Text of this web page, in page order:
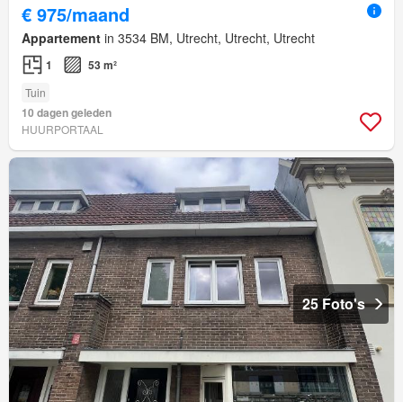
€ 975/maand
Appartement in 3534 BM, Utrecht, Utrecht, Utrecht
1 53 m²
Tuin
10 dagen geleden
HUURPORTAAL
25 Foto's